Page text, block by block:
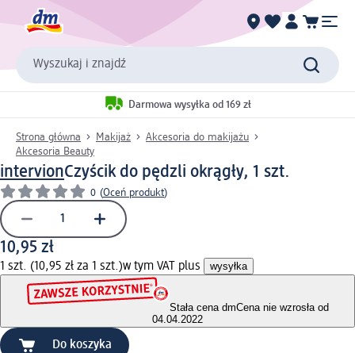
Wyszukaj i znajdź
Darmowa wysyłka od 169 zł
Strona główna Makijaż
Akcesoria do makijażu
Akcesoria Beauty
intervionCzyścik do pędzli okrągły, 1 szt.
0 (Oceń produkt)
10,95 zł
1 szt. (10,95 zł za 1 szt.)w tym VAT plus wysyłka
Stała cena dmCena nie wzrosła od
04.04.2022
Do koszyka